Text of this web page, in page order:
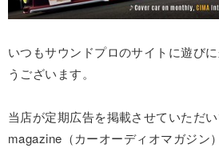
いつもサウンドプロのサイトに遊び
うございます。
当店が定期広告を掲載させていただ
magazine（カーオーディオマガジン